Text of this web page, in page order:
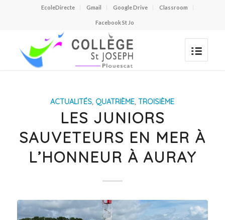
EcoleDirecte Gmail Google Drive Classroom
Facebook St Jo
ACTUALITÉS, QUATRIÈME,TROISIÈME
LES JUNIORS
SAUVETEURS EN MER À
L’HONNEUR À AURAY